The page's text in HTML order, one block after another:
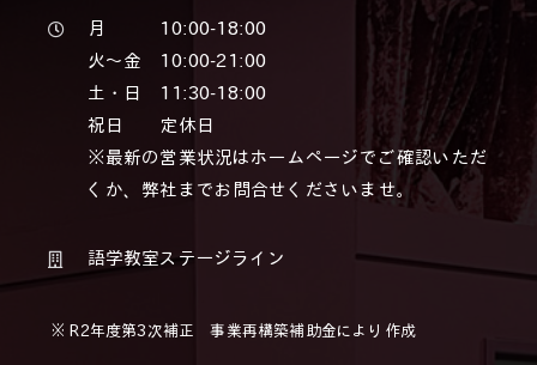
月 10:00-18:00
火～金 10:00-21:00
土・日 11:30-18:00
祝日 定休日
※最新の営業状況はホームページでご確認いただ
くか、弊社までお問合せくださいませ。
語学教室ステージライン
※ R2年度第3次補正 事業再構築補助金により作成